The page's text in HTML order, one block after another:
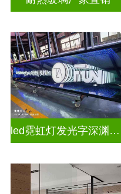
led霓虹灯发光字深渊镜千层镜